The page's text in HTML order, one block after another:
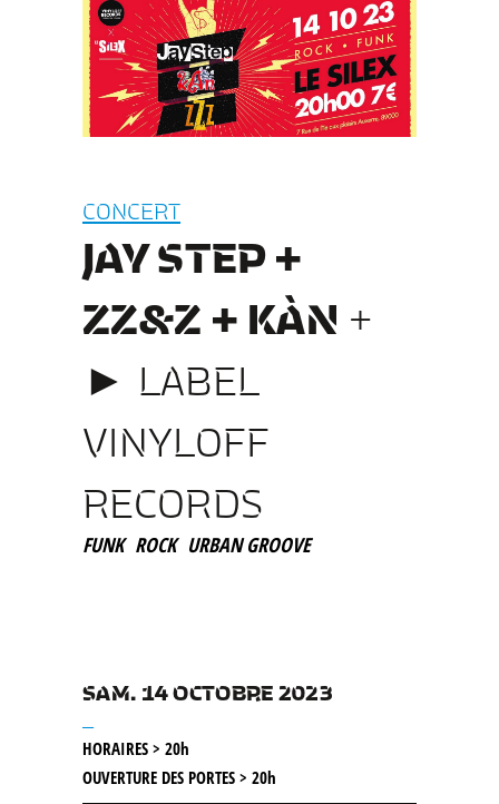
CONCERT
JAY STEP +
ZZ&Z + KÀN +
► LABEL
VINYLOFF
RECORDS
FUNK ROCK URBAN GROOVE
SAM. 14 OCTOBRE 2023
HORAIRES > 20h
OUVERTURE DES PORTES > 20h